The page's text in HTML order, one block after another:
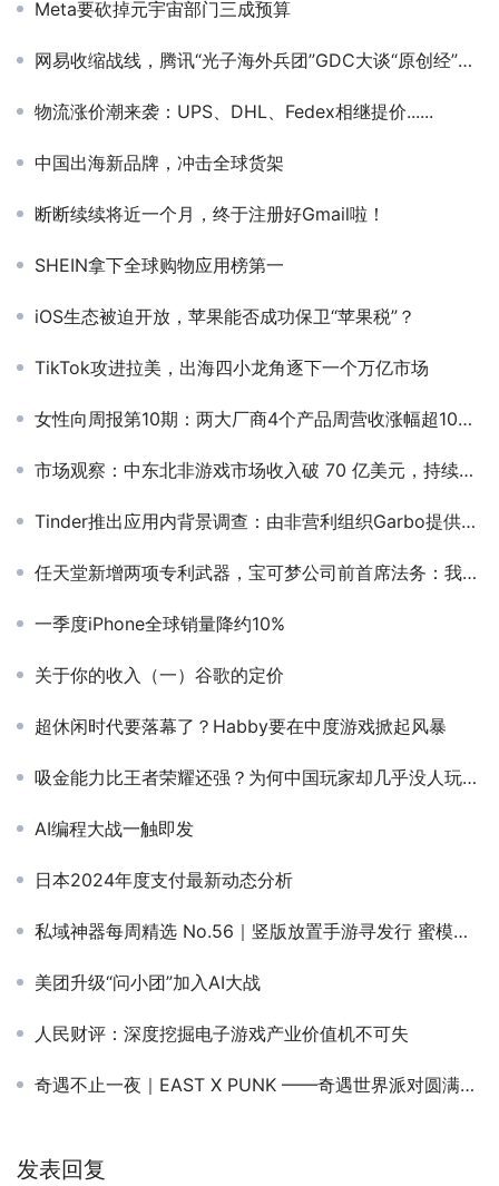
Meta要砍掉元宇宙部门三成预算
网易收缩战线，腾讯“光子海外兵团”GDC大谈“原创经”、3A成品呼之欲出！
物流涨价潮来袭：UPS、DHL、Fedex相继提价......
中国出海新品牌，冲击全球货架
断断续续将近一个月，终于注册好Gmail啦！
SHEIN拿下全球购物应用榜第一
iOS生态被迫开放，苹果能否成功保卫“苹果税”？
TikTok攻进拉美，出海四小龙角逐下一个万亿市场
女性向周报第10期：两大厂商4个产品周营收涨幅超100%；28年IP“安琪莉可”出新作
市场观察：中东北非游戏市场收入破 70 亿美元，持续快速增长
Tinder推出应用内背景调查：由非营利组织Garbo提供支持
任天堂新增两项专利武器，宝可梦公司前首席法务：我祝他们好运吧
一季度iPhone全球销量降约10%
关于你的收入（一）谷歌的定价
超休闲时代要落幕了？Habby要在中度游戏掀起风暴
吸金能力比王者荣耀还强？为何中国玩家却几乎没人玩过？
AI编程大战一触即发
日本2024年度支付最新动态分析
私域神器每周精选 No.56｜竖版放置手游寻发行 蜜模、乐趣无限开启多岗招聘
美团升级“问小团”加入AI大战
人民财评：深度挖掘电子游戏产业价值机不可失
奇遇不止一夜｜EAST X PUNK ——奇遇世界派对圆满落幕
发表回复